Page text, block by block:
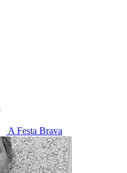
A Festa Brava